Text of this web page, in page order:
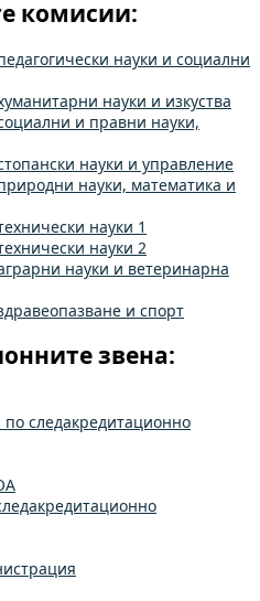
комисии:
науки и социални
науки и изкуства
и правни науки,
науки и управление
науки, математика и
науки 1
науки 2
науки и ветеринарна
и спорт
звена:
следакредитационно